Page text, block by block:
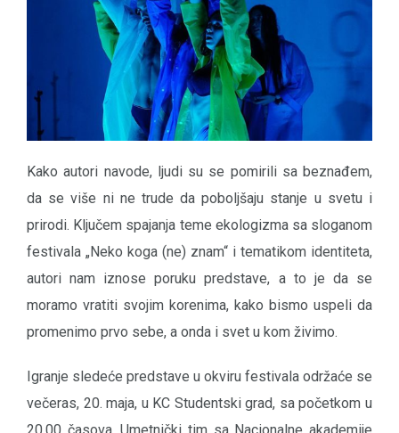
Kako autori navode, ljudi su se pomirili sa beznađem,
da se više ni ne trude da poboljšaju stanje u svetu i
prirodi. Ključem spajanja teme ekologizma sa sloganom
festivala „Neko koga (ne) znam“ i tematikom identiteta,
autori nam iznose poruku predstave, a to je da se
moramo vratiti svojim korenima, kako bismo uspeli da
promenimo prvo sebe, a onda i svet u kom živimo.
Igranje sledeće predstave u okviru festivala održaće se
večeras, 20. maja, u KC Studentski grad, sa početkom u